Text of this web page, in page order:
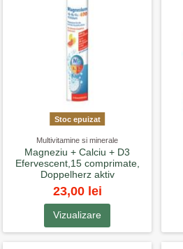
Stoc epuizat
Multivitamine si minerale
Magneziu + Calciu + D3
Efervescent,15 comprimate,
Doppelherz aktiv
23,00 lei
Vizualizare